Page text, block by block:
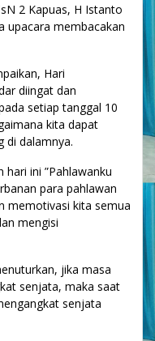
2 Kapuas, H Istanto
upacara membacakan
Hari
diingat dan
setiap tanggal 10
kita dapat
di dalamnya.
hari ini ”Pahlawanku
para pahlawan
memotivasi kita semua
mengisi
jika masa
senjata, maka saat
senjata